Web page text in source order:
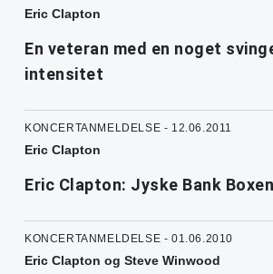
Eric Clapton
En veteran med en noget
intensitet
KONCERTANMELDELSE - 12.06.2011
Eric Clapton
Eric Clapton: Jyske Bank
KONCERTANMELDELSE - 01.06.2010
Eric Clapton og Steve Winwood